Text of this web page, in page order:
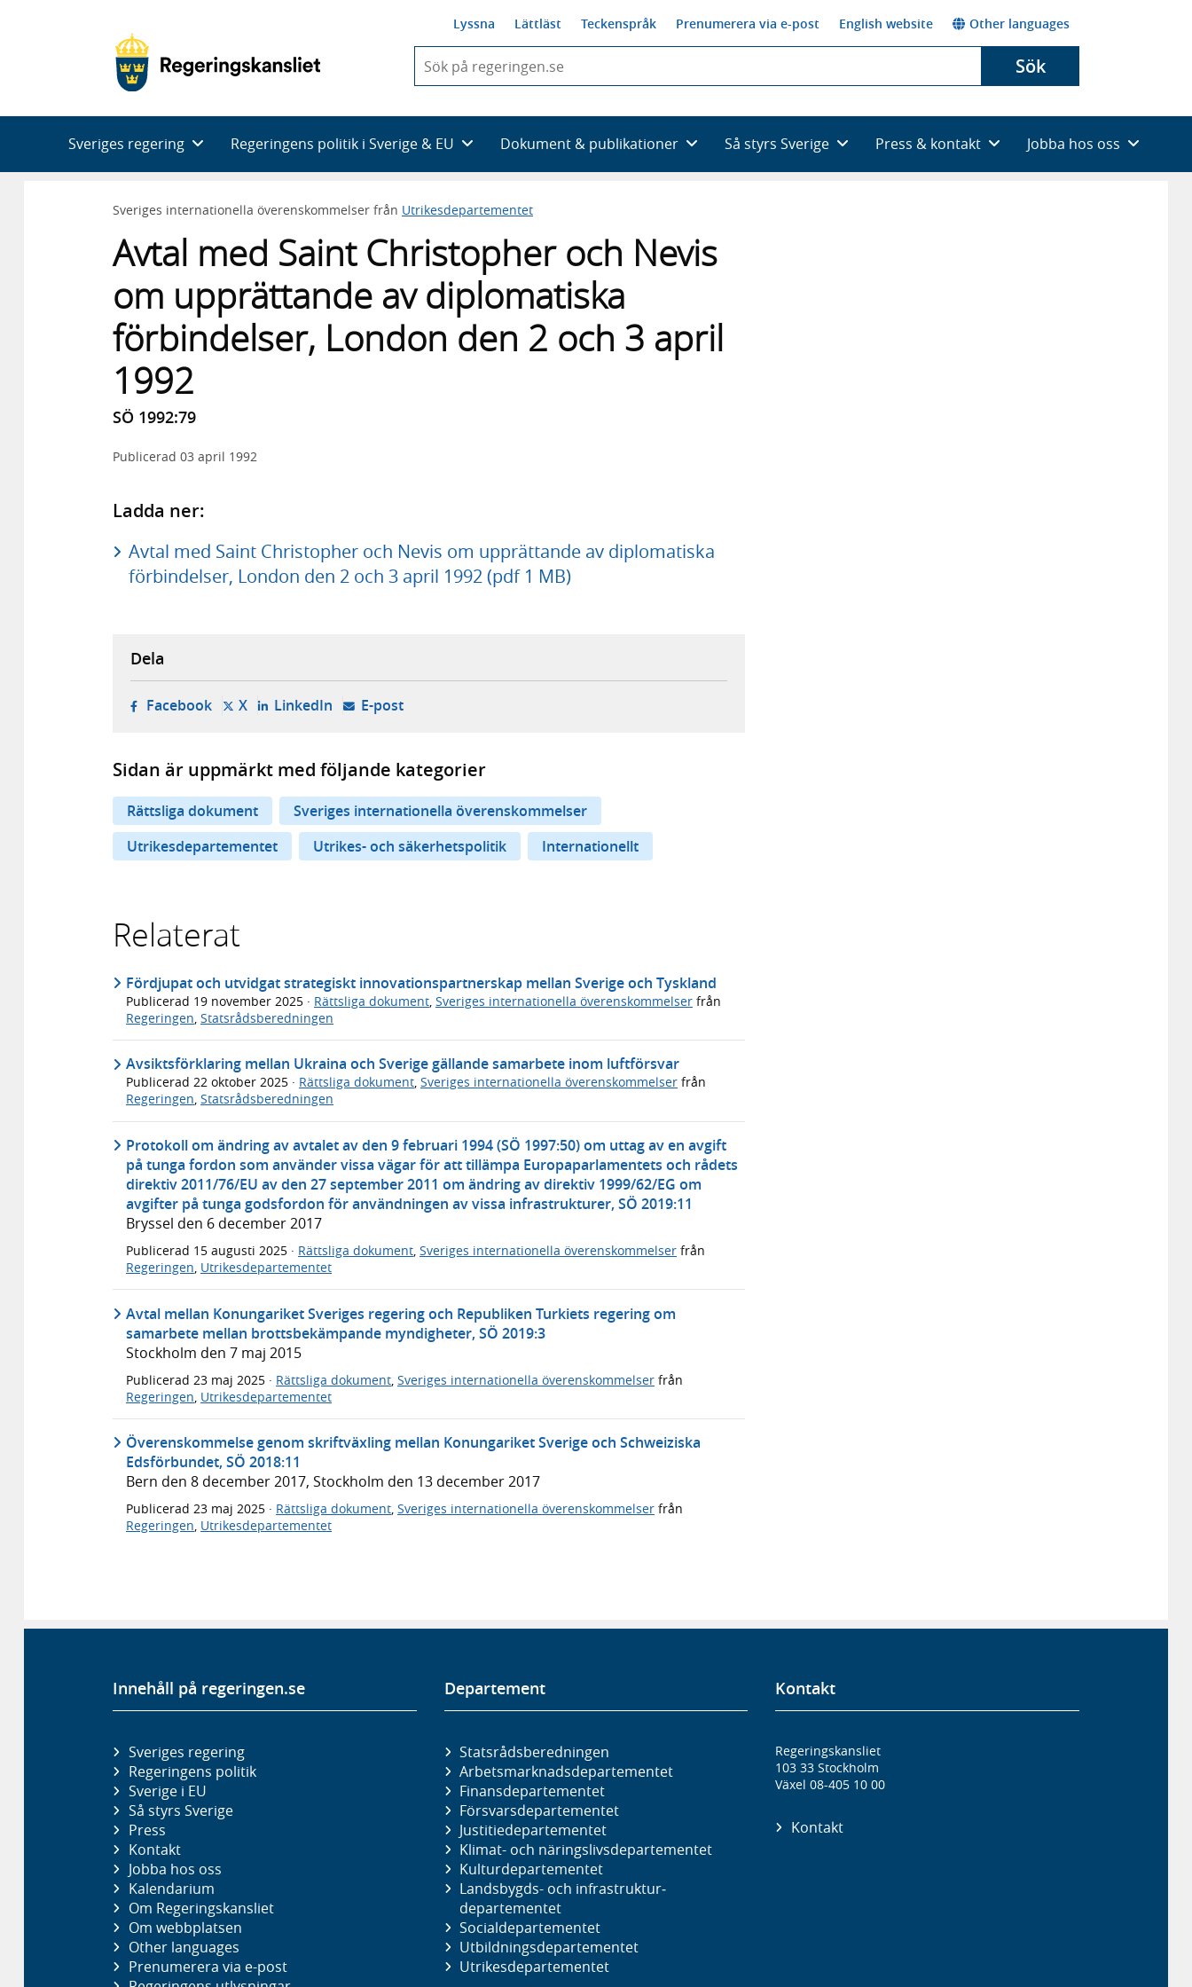
Lyssna Lättläst Teckenspråk Prenumerera via e-post English website Other languages
du
skriva
framträder
en
med
Sök
Sveriges regering Regeringens politik i Sverige & EU Dokument & publikationer Så styrs Sverige Press & kontakt Jobba hos oss
Sveriges internationella överenskommelser från Utrikesdepartementet
Avtal med Saint Christopher och Nevis
om upprättande av diplomatiska
förbindelser, London den 2 och 3 april
1992
SÖ 1992:79
Publicerad 03 april 1992
Ladda ner:
Avtal med Saint Christopher och Nevis om upprättande av diplomatiska
förbindelser, London den 2 och 3 april 1992 (pdf 1 MB)
Dela
Facebook- öppnas i ny flik, extern webbplats,
X- öppnas i ny flik, extern webbplats,
LinkedIn- öppnas i ny flik, extern webbplats,
E-post- öppnar din e-postklient,
Sidan är uppmärkt med följande kategorier
Rättsliga dokument
Sveriges internationella överenskommelser
Utrikesdepartementet
Utrikes- och säkerhetspolitik Internationellt
Relaterat
Fördjupat och utvidgat strategiskt innovationspartnerskap mellan Sverige och Tyskland
Publicerad 19 november 2025 · Rättsliga dokument Sveriges internationella överenskommelser från
Regeringen Statsrådsberedningen
Avsiktsförklaring mellan Ukraina och Sverige gällande samarbete inom luftförsvar
Publicerad 22 oktober 2025 · Rättsliga dokument, Sveriges internationella överenskommelser från
Regeringen, Statsrådsberedningen
Protokoll om ändring av avtalet av den 9 februari 1994 (SÖ 1997:50) om uttag av en avgift
på tunga fordon som använder vissa vägar för att tillämpa Europaparlamentets och rådets
direktiv 2011/76/EU av den 27 september 2011 om ändring av direktiv 1999/62/EG om
avgifter på tunga godsfordon för användningen av vissa infrastrukturer, SÖ 2019:11
Bryssel den 6 december 2017
Publicerad 15 augusti 2025 · Rättsliga dokument, Sveriges internationella överenskommelser från
Regeringen, Utrikesdepartementet
Avtal mellan Konungariket Sveriges regering och Republiken Turkiets regering om
samarbete mellan brottsbekämpande myndigheter, SÖ 2019:3
Stockholm den 7 maj 2015
Publicerad 23 maj 2025 · Rättsliga dokument Sveriges internationella överenskommelser från
Regeringen Utrikesdepartementet
Överenskommelse genom skriftväxling mellan Konungariket Sverige och Schweiziska
Edsförbundet, SÖ 2018:11
Bern den 8 december 2017, Stockholm den 13 december 2017
Publicerad 23 maj 2025 · Rättsliga dokument, Sveriges internationella överenskommelser från
Regeringen, Utrikesdepartementet
Innehåll på regeringen.se
Sveriges regering
Regeringens politik
Sverige i EU
Så styrs Sverige
Press
Kontakt
Jobba hos oss
Kalendarium
Om Regeringskansliet
Om webbplatsen
Other languages
Prenumerera via e-post
Departement
Statsrådsberedningen
Arbetsmarknads­departementet
Finans­departementet
Försvars­departementet
Justitie­departementet
Klimat- och näringslivs­departementet
Kultur­departementet
Landsbygds- och infrastruktur­
departementet
Social­departementet
Utbildnings­departementet
Utrikes­departementet
Kontakt
Regeringskansliet
103 33 Stockholm
Växel 08-405 10 00
Kontakt